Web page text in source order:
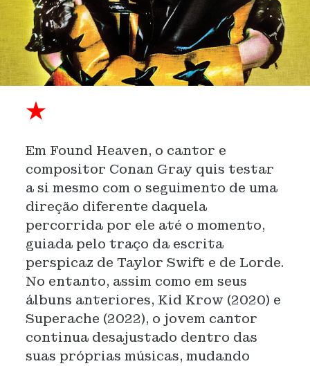
★
Em Found Heaven, o cantor e
compositor Conan Gray quis testar
a si mesmo com o seguimento de uma
direção diferente daquela
percorrida por ele até o momento,
guiada pelo traço da escrita
perspicaz de Taylor Swift e de Lorde.
No entanto, assim como em seus
álbuns anteriores, Kid Krow (2020) e
Superache (2022), o jovem cantor
continua desajustado dentro das
suas próprias músicas, mudando